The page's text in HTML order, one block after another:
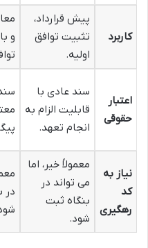
کاربرد
پیش قرارداد،
تثبیت توافق
اولیه.
و
اعتبار
حقوقی
سند عادی با
قابلیت الزام به
انجام تعهد.
نیاز به
کد
رهگیری
معمولاً خیر، اما
می تواند در
بنگاه ثبت
شود.
در